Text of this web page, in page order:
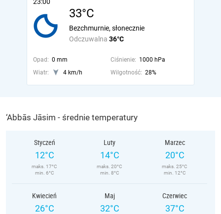
33°C
Odczuwalna 36°C
Bezchmurnie, słonecznie
Opad: 0 mm Ciśnienie: 1000 hPa
Wiatr:
4 km/h Wilgotność: 28%
‘Abbās Jāsim - średnie temperatury
Styczeń
12°C
maks. 17°C
min. 6°C
Luty
14°C
maks. 20°C
min. 8°C
Marzec
20°C
maks. 25°C
min. 12°C
Kwiecień
26°C
Maj
32°C
Czerwiec
37°C